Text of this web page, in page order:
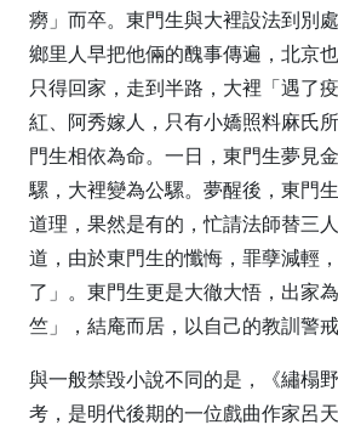
癆」而卒。東門生與大裡設法到別
鄉里人早把他倆的醜事傳遍，北京
只得回家，走到半路，大裡「遇了
紅、阿秀嫁人，只有小嬌照料麻氏
門生相依為命。一日，東門生夢見
騾，大裡變為公騾。夢醒後，東門
道理，果然是有的，忙請法師替三
道，由於東門生的懺悔，罪孽減輕
了」。東門生更是大徹大悟，出家
竺」，結庵而居，以自己的教訓警戒
與一般禁毀小說不同的是，《繡榻
考，是明代後期的一位戲曲作家呂